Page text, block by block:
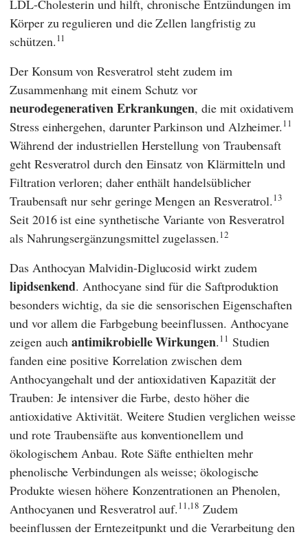
LDL-Cholesterin und hilft, chronische Entzündungen im
Körper zu regulieren und die Zellen langfristig zu
schützen.11
Der Konsum von Resveratrol steht zudem im
Zusammenhang mit einem Schutz vor
neurodegenerativen Erkrankungen, die mit oxidativem
Stress einhergehen, darunter Parkinson und Alzheimer.11
Während der industriellen Herstellung von Traubensaft
geht Resveratrol durch den Einsatz von Klärmitteln und
Filtration verloren; daher enthält handelsüblicher
Traubensaft nur sehr geringe Mengen an Resveratrol.13
Seit 2016 ist eine synthetische Variante von Resveratrol
als Nahrungsergänzungsmittel zugelassen.12
Das Anthocyan Malvidin-Diglucosid wirkt zudem
lipidsenkend. Anthocyane sind für die Saftproduktion
besonders wichtig, da sie die sensorischen Eigenschaften
und vor allem die Farbgebung beeinflussen. Anthocyane
zeigen auchantimikrobielle Wirkungen.11 Studien
fanden eine positive Korrelation zwischen dem
Anthocyangehalt und der antioxidativen Kapazität der
Trauben: Je intensiver die Farbe, desto höher die
antioxidative Aktivität. Weitere Studien verglichen weisse
und rote Traubensäfte aus konventionellem und
ökologischem Anbau. Rote Säfte enthielten mehr
phenolische Verbindungen als weisse; ökologische
Produkte wiesen höhere Konzentrationen an Phenolen,
Anthocyanen und Resveratrol auf.11,18 Zudem
beeinflussen der Erntezeitpunkt und die Verarbeitung den